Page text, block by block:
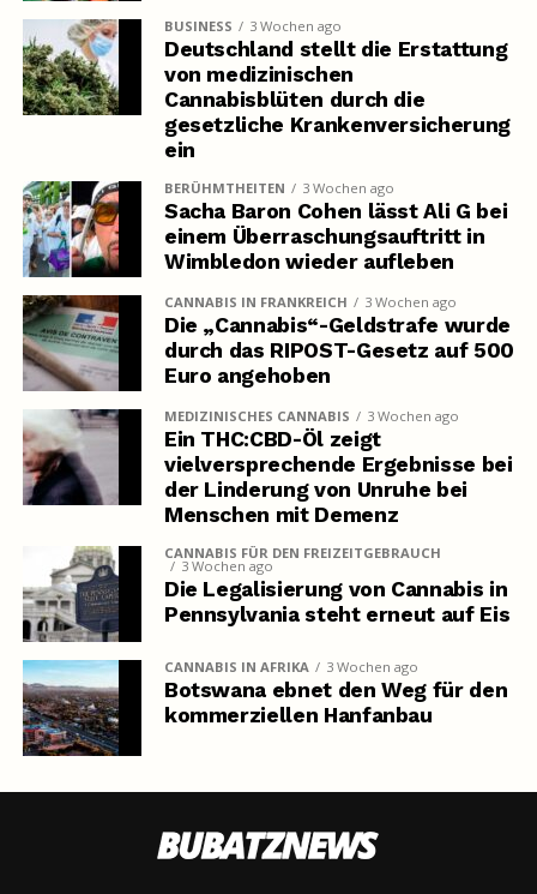
BUSINESS 3 Wochen ago
Deutschland stellt die Erstattung
von medizinischen
Cannabisblüten durch die
gesetzliche Krankenversicherung
ein
BERÜHMTHEITEN 3 Wochen ago
Sacha Baron Cohen lässt Ali G bei
einem Überraschungsauftritt in
Wimbledon wieder aufleben
CANNABIS IN FRANKREICH 3 Wochen ago
Die „Cannabis“-Geldstrafe wurde
durch das RIPOST-Gesetz auf 500
Euro angehoben
MEDIZINISCHES CANNABIS 3 Wochen ago
Ein THC:CBD-Öl zeigt
vielversprechende Ergebnisse bei
der Linderung von Unruhe bei
Menschen mit Demenz
CANNABIS FÜR DEN FREIZEITGEBRAUCH
3 Wochen ago
Die Legalisierung von Cannabis in
Pennsylvania steht erneut auf Eis
CANNABIS IN AFRIKA 3 Wochen ago
Botswana ebnet den Weg für den
kommerziellen Hanfanbau